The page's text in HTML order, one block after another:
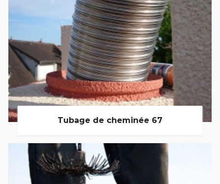
Tubage de cheminée 67